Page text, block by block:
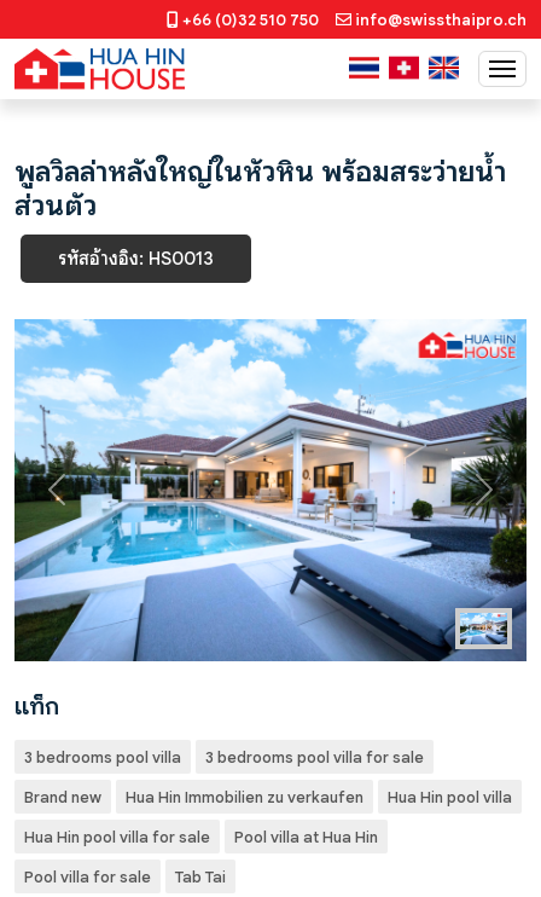
+66 (0)32 510 750 info@swissthaipro.ch
พูลวิลล่าหลังใหญ่ในหัวหิน พร้อมสระว่ายน้ำ
ส่วนตัว
รหัสอ้างอิง: HS0013
Previous Next
แท็ก
3 bedrooms pool villa
3 bedrooms pool villa for sale
Brand new
Hua Hin Immobilien zu verkaufen
Hua Hin pool villa
Hua Hin pool villa for sale
Pool villa at Hua Hin
Pool villa for sale
Tab Tai